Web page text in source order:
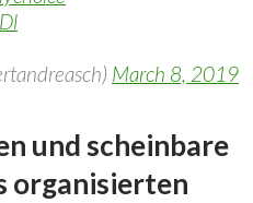
March 8, 2019
und scheinbare
organisierten